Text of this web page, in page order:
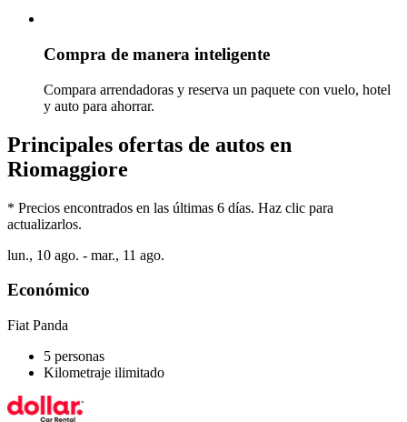
Compra de manera inteligente
Compara arrendadoras y reserva un paquete con vuelo, hotel
y auto para ahorrar.
Principales ofertas de autos en
Riomaggiore
* Precios encontrados en las últimas 6 días. Haz clic para
actualizarlos.
lun., 10 ago. - mar., 11 ago.
Económico
Fiat Panda
5 personas
Kilometraje ilimitado